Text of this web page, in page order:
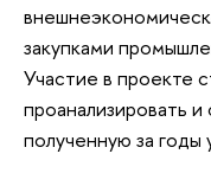
закупками
Участие в проекте
проанализировать
полученную за годы